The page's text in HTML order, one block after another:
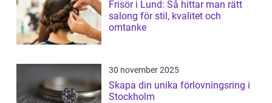
Frisör i Lund: Så hittar man rätt
salong för stil, kvalitet och
omtanke
30 november 2025
Skapa din unika förlovningsring i
Stockholm